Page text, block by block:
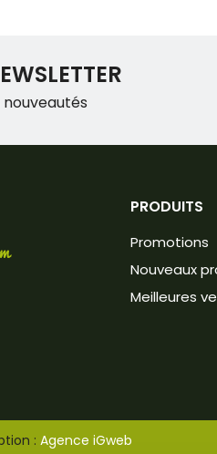
PRODUITS
Promotions
Nouveaux
Meilleures
: Agence iGweb